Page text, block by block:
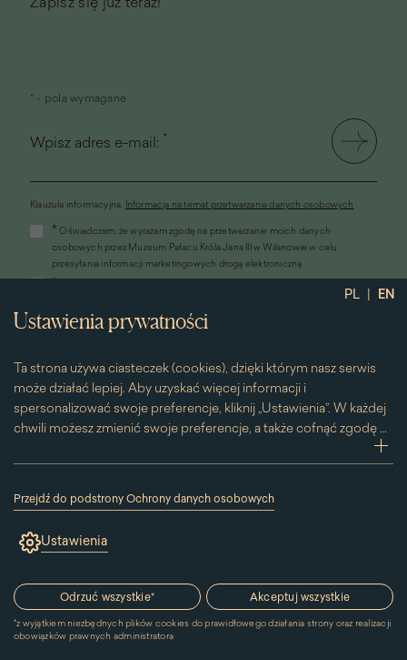
PL | EN
Ustawienia prywatności
Ta strona używa ciasteczek (cookies), dzięki którym nasz serwis
może działać lepiej. Aby uzyskać więcej informacji i
spersonalizować swoje preferencje, kliknij „Ustawienia”. W każdej
chwili możesz zmienić swoje preferencje, a także cofnąć zgodę na
używanie plików cookie. Możesz to zrobić, klikając na podstronę
„Cookies” znajdującą się w stopce.
Przesuwając suwak w prawą stronę aktywujesz zgodę na
konkretne ciasteczko. Przesuwając suwak w lewą stronę
wyłączasz taką zgodę.
Przejdź do podstrony Ochrony danych osobowych
(link
się
oknie)
Ustawienia
Odrzuć wszystkie*
*z wyjątkiem niezbędnych plików cookies do prawidłowego działania strony oraz realizacji
obowiązków prawnych administratora
Akceptuj wszystkie
* - pola wymagane
Wpisz adres e-mail: *
Klauzula informacyjna. Informacja na temat przetwarzania danych osobowych
otworzy
* Oświadczam, że wyrażam zgodę na przetwarzanie moich danych
osobowych przez Muzeum Pałacu Króla Jana III w Wilanowie w celu
przesyłania informacji marketingowych drogą elektroniczną
*
wykorzystaniem automatycznych systemów wywołujących
Kontakt
MUZEUM PAŁACU
KRÓLA JANA III W WILANOWIE